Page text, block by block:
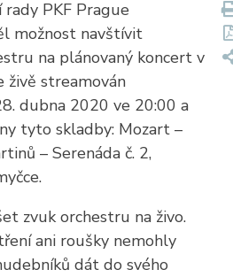
rady PKF Prague
možnost navštívit
na plánovaný koncert v
streamován
dubna 2020 ve 20:00 a
tyto skladby: Mozart –
– Serenáda č. 2,
zvuk orchestru na živo.
ani roušky nemohly
dát do svého